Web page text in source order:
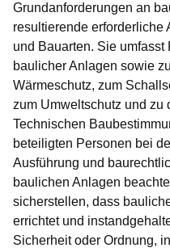
Grundanforderungen an
resultierende erforderliche
und Bauarten. Sie
baulicher Anlagen sowie
Wärmeschutz, zum
zum Umweltschutz und
Technischen
beteiligten Personen bei
Ausführung und
baulichen Anlagen
sicherstellen, dass
errichtet und
Sicherheit oder Ordnung,